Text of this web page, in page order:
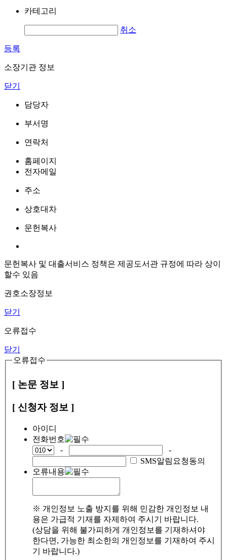
카테고리
취소
등록
소장기관 정보
닫기
담당자
부서명
연락처
홈페이지
전자메일
주소
상호대차
문헌복사
문헌복사 및 대출서비스 정책은 제공도서관 규정에 따라 상이
할수 있음
권호소장정보
닫기
오류접수
닫기
오류접수
[ 논문 정보 ]
[ 신청자 정보 ]
아이디
전화번호
-
-
SMS알림요청동의
오류내용
※ 개인정보 노출 방지를 위해 민감한 개인정보 내
용은 가급적 기재를 자제하여 주시기 바랍니다.
(상담을 위해 불가피하게 개인정보를 기재하셔야
한다면, 가능한 최소한의 개인정보를 기재하여 주시
기 바랍니다.)